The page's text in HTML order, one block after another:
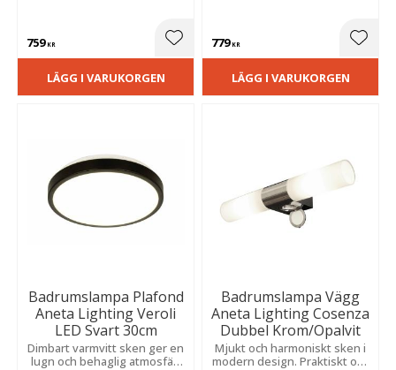
759KR Lägg till i favoriter
LÄGG I VARUKORGEN
ger en jämn och bländfri
våtutrymmen.
779KR
LÄGG I VARUKORGEN
Badrumslampa Plafond
Aneta Lighting Veroli
LED Svart 30cm
Dimbart varmvitt sken ger en
lugn och behaglig atmosfär.
Badrumslampa Vägg
Aneta Lighting Cosenza
Dubbel Krom/Opalvit
Mjukt och harmoniskt sken i
modern design. Praktiskt och